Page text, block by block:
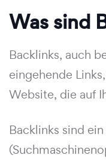
Was sind
Backlinks, auch
eingehende
Website, die auf
Backlinks sind